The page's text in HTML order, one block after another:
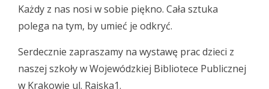
Każdy z nas nosi w sobie piękno. Cała sztuka
polega na tym, by umieć je odkryć.
Serdecznie zapraszamy na wystawę prac dzieci z
naszej szkoły w Wojewódzkiej Bibliotece Publicznej
w Krakowie ul. Rajska1.